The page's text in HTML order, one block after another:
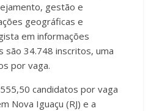
gestão e
geográficas e
em informações
34.748 inscritos, uma
por vaga.
candidatos por vaga
Nova Iguaçu (RJ) e a